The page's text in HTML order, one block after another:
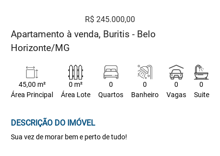
R$ 245.000,00
Apartamento à venda, Buritis - Belo
Horizonte/MG
45,00 m²
Área Principal
0 m²
Área Lote
0
Quartos
0
Banheiro
0
Vagas
0
Suite
DESCRIÇÃO DO IMÓVEL
Sua vez de morar bem e perto de tudo!